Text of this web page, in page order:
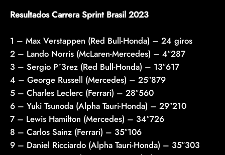
Resultados Carrera Sprint Brasil 2023
1 – Max Verstappen (Red Bull-Honda) – 24 giros
2 – Lando Norris (McLaren-Mercedes) – 4″287
3 – Sergio P´3rez (Red Bull-Honda) – 13″617
4 – George Russell (Mercedes) – 25″879
5 – Charles Leclerc (Ferrari) – 28″560
6 – Yuki Tsunoda (Alpha Tauri-Honda) – 29″210
7 – Lewis Hamilton (Mercedes) – 34″726
8 – Carlos Sainz (Ferrari) – 35″106
9 – Daniel Ricciardo (Alpha Tauri-Honda) – 35″303